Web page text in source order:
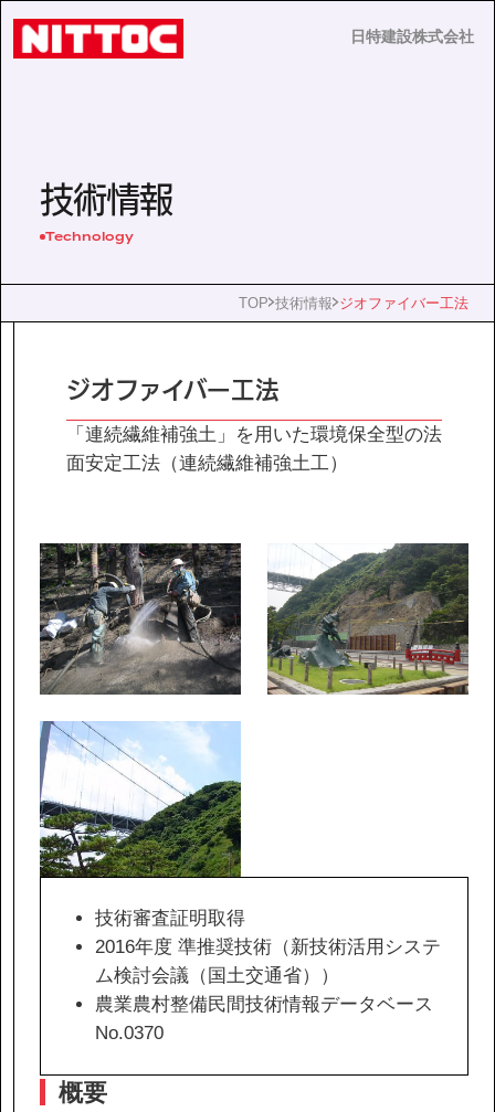
日特建設株式会社
日特建設株式会社
事業内容
企業情報
サステナビリティ
ニュース
お問い合わせ
採用情報
営業カタログダウンロード
個人情報等保護ポリシー
技術情報
Technology
TOP 技術情報 ジオファイバー工法
ジオファイバー工法
「連続繊維補強土」を用いた環境保全型の法
面安定工法（連続繊維補強土工）
技術審査証明取得
2016年度 準推奨技術（新技術活用システ
ム検討会議（国土交通省））
農業農村整備民間技術情報データベース
No.0370
概要